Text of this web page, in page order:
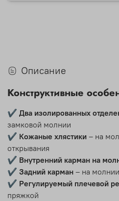
Описание
Конструктивные
✔ Два изолированных
замковой молнии
✔ Кожаные хлястики – на
открывания
✔ Внутренний карман на
✔ Задний карман – на
✔ Регулируемый плечевой
пряжкой